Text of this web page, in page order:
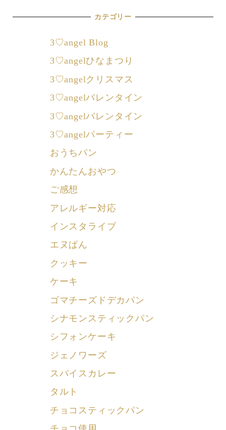
カテゴリー
3♡angel Blog
3♡angelひなまつり
3♡angelクリスマス
3♡angelバレンタイン
3♡angelバレンタイン
3♡angelパーティー
おうちパン
かんたんおやつ
ご感想
アレルギー対応
インスタライブ
エヌぱん
クッキー
ケーキ
ゴマチーズドデカパン
シナモンスティックパン
シフォンケーキ
ジェノワーズ
スパイスカレー
タルト
チョコスティックパン